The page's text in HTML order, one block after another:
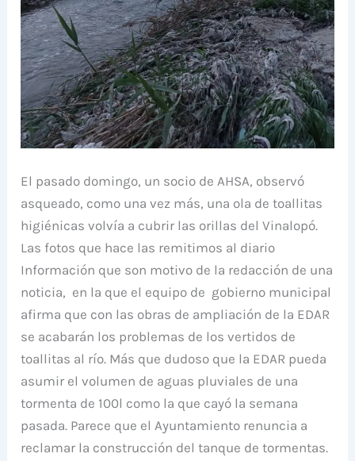
El pasado domingo, un socio de AHSA, observó
asqueado, como una vez más, una ola de toallitas
higiénicas volvía a cubrir las orillas del Vinalopó.
Las fotos que hace las remitimos al diario
Información que son motivo de la redacción de una
noticia, en la que el equipo de gobierno municipal
afirma que con las obras de ampliación de la EDAR
se acabarán los problemas de los vertidos de
toallitas al río. Más que dudoso que la EDAR pueda
asumir el volumen de aguas pluviales de una
tormenta de 100l como la que cayó la semana
pasada. Parece que el Ayuntamiento renuncia a
reclamar la construcción del tanque de tormentas.